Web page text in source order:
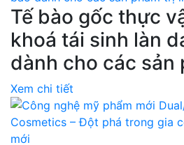
Tế bào gốc thực
khoá tái sinh làn
dành cho các sản
Xem chi tiết